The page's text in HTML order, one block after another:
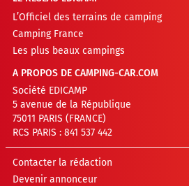
L’Officiel des terrains de camping
Camping France
Les plus beaux campings
A PROPOS DE CAMPING-CAR.COM
Société EDICAMP
5 avenue de la République
75011 PARIS (FRANCE)
RCS PARIS : 841 537 442
Contacter la rédaction
Devenir annonceur